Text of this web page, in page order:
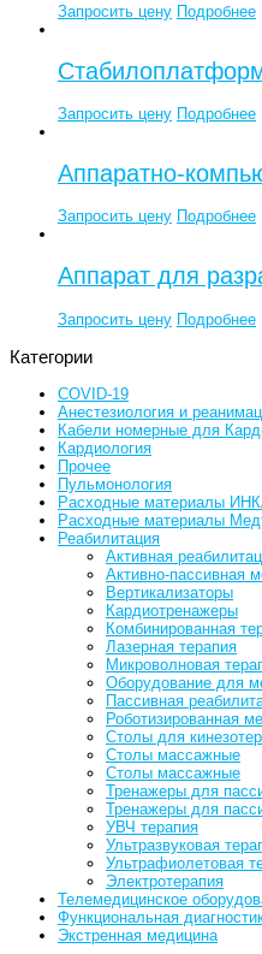
Запросить цену Подробнее
Запросить цену Подробнее
Аппаратно-
Запросить цену Подробнее
Аппарат для
Запросить цену Подробнее
Категории
COVID-19
Анестезиология и
Кабели номерные для
Кардиология
Прочее
Пульмонология
Расходные материалы
Расходные материалы
Реабилитация
Активная
Активно-пассивная
Вертикализаторы
Кардиотренажеры
Комбинированная
Лазерная терапия
Микроволновая
Оборудование для
Пассивная
Роботизированная
Столы для
Столы массажные
Столы массажные
Тренажеры для
Тренажеры для
УВЧ терапия
Ультразвуковая
Ультрафиолетовая
Электротерапия
Телемедицинское
Функциональная
Экстренная медицина